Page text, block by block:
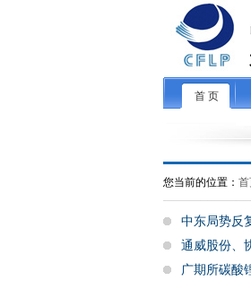
首 页
您当前的位置：
中东局势反
通威股份、
广期所碳酸